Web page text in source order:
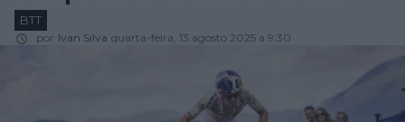
BTT
por Ivan Silva quarta-feira, 13 agosto 2025 a 9:30